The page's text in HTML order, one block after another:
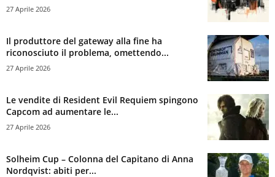
27 Aprile 2026
Il produttore del gateway alla fine ha
riconosciuto il problema, omettendo...
27 Aprile 2026
Le vendite di Resident Evil Requiem spingono
Capcom ad aumentare le...
27 Aprile 2026
Solheim Cup – Colonna del Capitano di Anna
Nordqvist: abiti per...